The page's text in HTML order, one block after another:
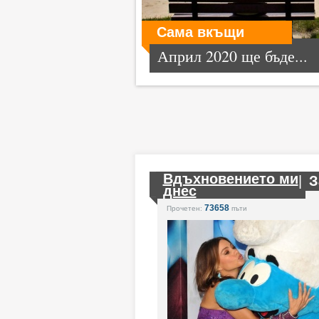
Сама вкъщи
Април 2020 ще бъде...
Вдъхновението ми
днес
|
Прочетен: 73658пъти